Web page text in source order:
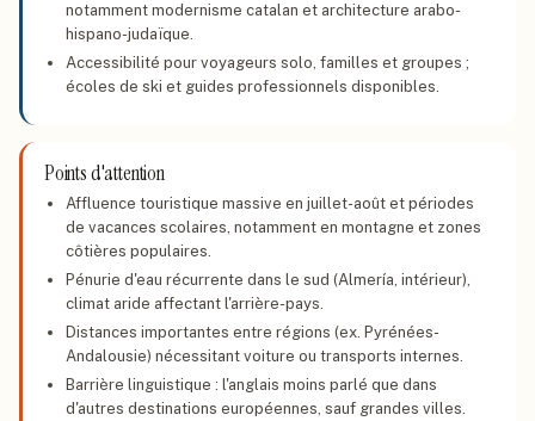
notamment modernisme catalan et architecture arabo-
hispano-judaïque.
Accessibilité pour voyageurs solo, familles et groupes ;
écoles de ski et guides professionnels disponibles.
Points d'attention
Affluence touristique massive en juillet-août et périodes
de vacances scolaires, notamment en montagne et zones
côtières populaires.
Pénurie d'eau récurrente dans le sud (Almería, intérieur),
climat aride affectant l'arrière-pays.
Distances importantes entre régions (ex. Pyrénées-
Andalousie) nécessitant voiture ou transports internes.
Barrière linguistique : l'anglais moins parlé que dans
d'autres destinations européennes, sauf grandes villes.